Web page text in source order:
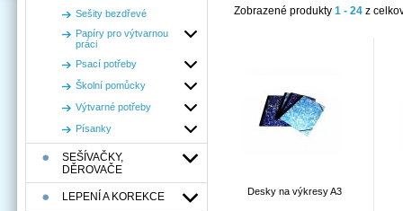
Sešity bezdřevé
Papíry pro výtvarnou
práci
Psací potřeby
Školní pomůcky
Výtvarné potřeby
Písanky
SEŠÍVAČKY,
DĚROVAČE
LEPENÍ A KOREKCE
Zobrazené produkty 1 - 24 z
Desky na výkresy A3